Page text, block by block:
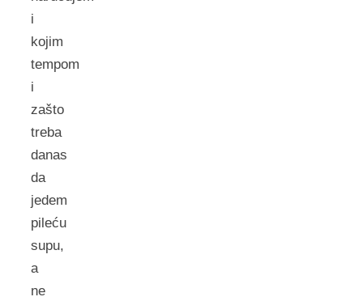
i
kojim
tempom
i
zašto
treba
danas
da
jedem
pileću
supu,
a
ne